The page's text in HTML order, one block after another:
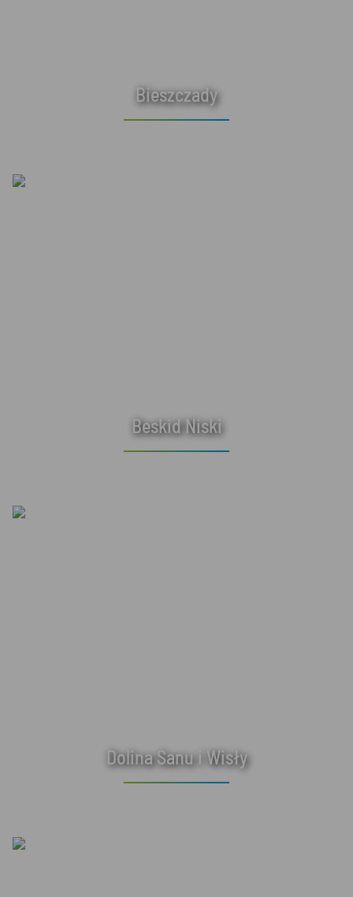
Bieszczady
Beskid Niski
Dolina Sanu i Wisły